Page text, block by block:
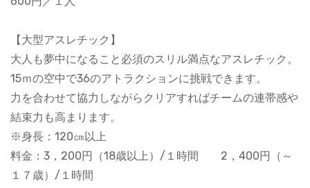
【大型アスレチック】
大人も夢中になること必須のスリル満点なアスレチック。
15ｍの空中で36のアトラクションに挑戦できます。
力を合わせて協力しながらクリアすればチームの連帯感や
結束力も高まります。
※身長：120㎝以上
料金：3，200円（18歳以上）/１時間 2，400円（～
１７歳）/１時間